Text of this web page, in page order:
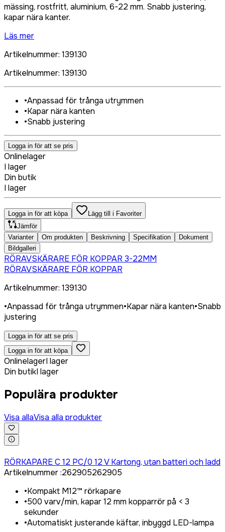
mässing, rostfritt, aluminium, 6-22 mm. Snabb justering,
kapar nära kanter.
Läs mer
Artikelnummer: 139130
Artikelnummer: 139130
•Anpassad för trånga utrymmen
•Kapar nära kanten
•Snabb justering
Logga in för att se pris
Onlinelager
I lager
Din butik
I lager
Logga in för att köpa
Lägg till i Favoriter
Jämför
Varianter
Om produkten Beskrivning Specifikation
Dokument
Bildgalleri
RÖRAVSKÄRARE FÖR KOPPAR 3-22MM
RÖRAVSKÄRARE FÖR KOPPAR
Artikelnummer: 139130
•Anpassad för trånga utrymmen•Kapar nära kanten•Snabb
justering
Logga in för att se pris
Logga in för att köpa
OnlinelagerI lager
Din butikI lager
Populära produkter
Visa allaVisa alla produkter
RÖRKAPARE C 12 PC/0 12 V Kartong, utan batteri och ladd
Artikelnummer:262905262905
•Kompakt M12™ rörkapare
•500 varv/min, kapar 12 mm kopparrör på < 3
sekunder
•Automatiskt justerande käftar, inbyggd LED-lampa